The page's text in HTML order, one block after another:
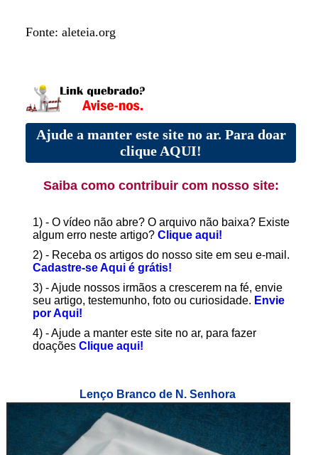
Fonte: aleteia.org
Ajude a manter este site no ar. Para doar
clique AQUI!
Saiba como contribuir com nosso site:
1) - O vídeo não abre? O arquivo não baixa? Existe
algum erro neste artigo? Clique aqui!
2) - Receba os artigos do nosso site em seu e-mail.
Cadastre-se Aqui é grátis!
3) - Ajude nossos irmãos a crescerem na fé, envie
seu artigo, testemunho, foto ou curiosidade. Envie
por Aqui!
4) - Ajude a manter este site no ar, para fazer
doações Clique aqui!
Lenço Branco de N. Senhora